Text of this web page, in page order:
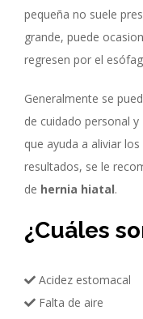
pequeña no suele
grande, puede
regresen por el
Generalmente se
de cuidado personal y
que ayuda a aliviar
resultados, se le
de hernia hiatal.
¿Cuáles
Acidez estomacal
Falta de aire